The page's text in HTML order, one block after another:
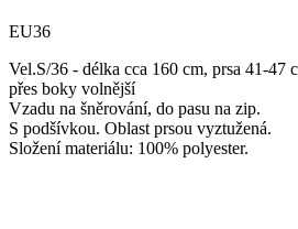
EU36
Vel.S/36 - délka cca 160 cm, prsa 41-47
přes boky volnější
Vzadu na šněrování, do pasu na zip.
S podšívkou. Oblast prsou vyztužená.
Složení materiálu: 100% polyester.